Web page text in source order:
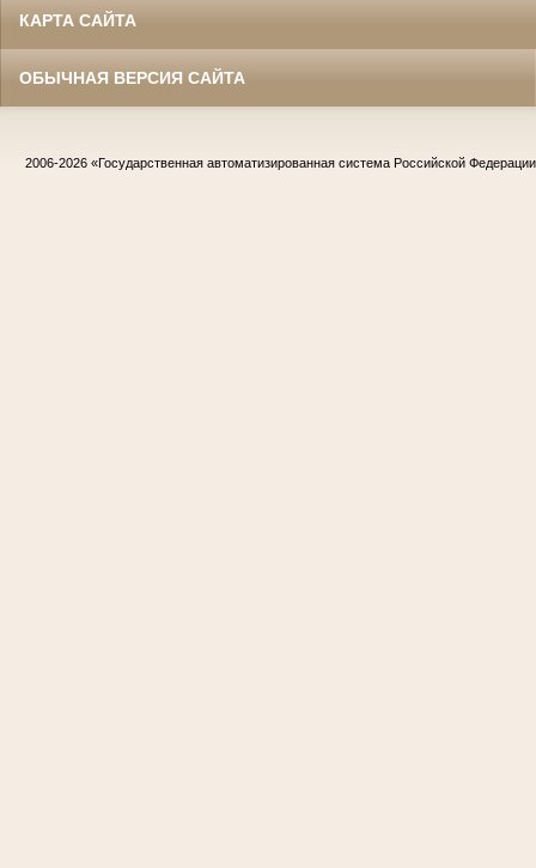
КАРТА САЙТА
ОБЫЧНАЯ ВЕРСИЯ САЙТА
2006-2026 «Государственная автоматизированная система Российской